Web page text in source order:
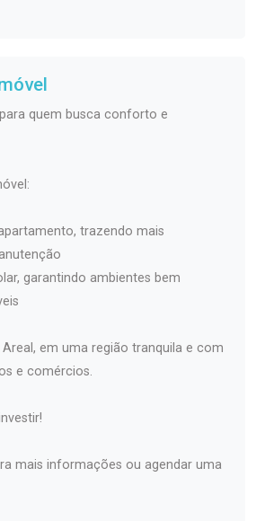
quem busca conforto e
trazendo mais
garantindo ambientes bem
em uma região tranquila e com
e comércios.
mais informações ou agendar uma